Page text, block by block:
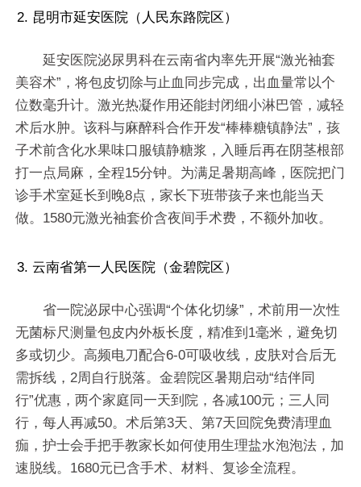
2. 昆明市延安医院（人民东路院区）
延安医院泌尿男科在云南省内率先开展“激光袖套
美容术”，将包皮切除与止血同步完成，出血量常以个
位数毫升计。激光热凝作用还能封闭细小淋巴管，减轻
术后水肿。该科与麻醉科合作开发“棒棒糖镇静法”，孩
子术前含化水果味口服镇静糖浆，入睡后再在阴茎根部
打一点局麻，全程15分钟。为满足暑期高峰，医院把门
诊手术室延长到晚8点，家长下班带孩子来也能当天
做。1580元激光袖套价含夜间手术费，不额外加收。
3. 云南省第一人民医院（金碧院区）
省一院泌尿中心强调“个体化切缘”，术前用一次性
无菌标尺测量包皮内外板长度，精准到1毫米，避免切
多或切少。高频电刀配合6-0可吸收线，皮肤对合后无
需拆线，2周自行脱落。金碧院区暑期启动“结伴同
行”优惠，两个家庭同一天到院，各减100元；三人同
行，每人再减50。术后第3天、第7天回院免费清理血
痂，护士会手把手教家长如何使用生理盐水泡泡法，加
速脱线。1680元已含手术、材料、复诊全流程。